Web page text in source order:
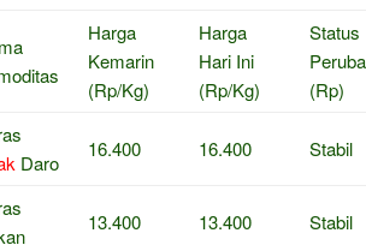
Harga
Kemarin
(Rp/Kg)
Harga
Hari Ini
(Rp/Kg)
Status
(Rp)
Daro
16.400 16.400 Stabil
13.400 13.400 Stabil